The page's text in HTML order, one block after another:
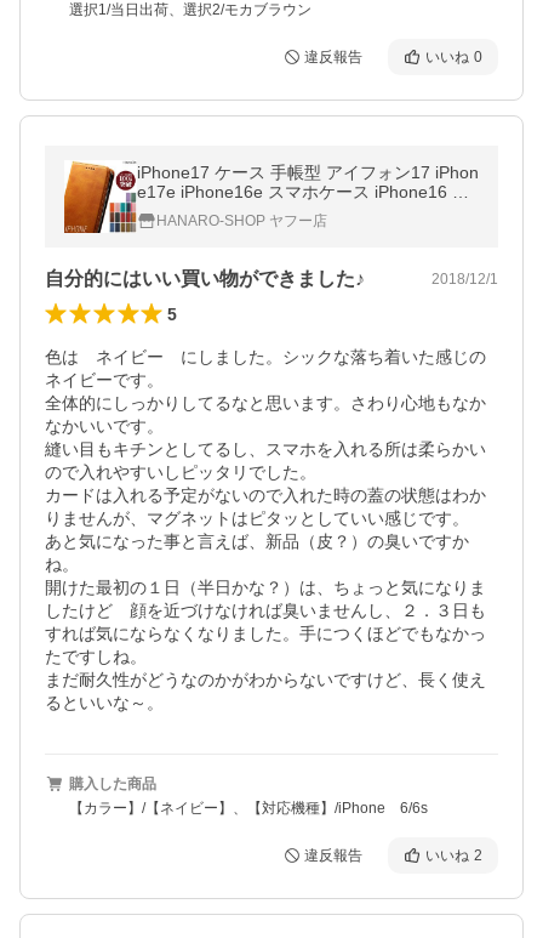
選択1/当日出荷、選択2/モカブラウン
違反報告 いいね 0
iPhone17 ケース 手帳型 アイフォン17 iPhon
e17e iPhone16e スマホケース iPhone16 ケ
ース iPhone17Pro iPhone14 16Pro iPhone A
ir 17ProMax iPhone16
HANARO-SHOP ヤフー店
自分的にはいい買い物ができました♪ 2018/12/1
5
色は　ネイビー　にしました。シックな落ち着いた感じの
ネイビーです。
全体的にしっかりしてるなと思います。さわり心地もなか
なかいいです。
縫い目もキチンとしてるし、スマホを入れる所は柔らかい
ので入れやすいしピッタリでした。
カードは入れる予定がないので入れた時の蓋の状態はわか
りませんが、マグネットはピタッとしていい感じです。
あと気になった事と言えば、新品（皮？）の臭いですか
ね。
開けた最初の１日（半日かな？）は、ちょっと気になりま
したけど　顔を近づけなければ臭いませんし、２．３日も
すれば気にならなくなりました。手につくほどでもなかっ
たですしね。
まだ耐久性がどうなのかがわからないですけど、長く使え
るといいな～。
購入した商品
【カラー】/【ネイビー】、【対応機種】/iPhone 6/6s
違反報告 いいね 2